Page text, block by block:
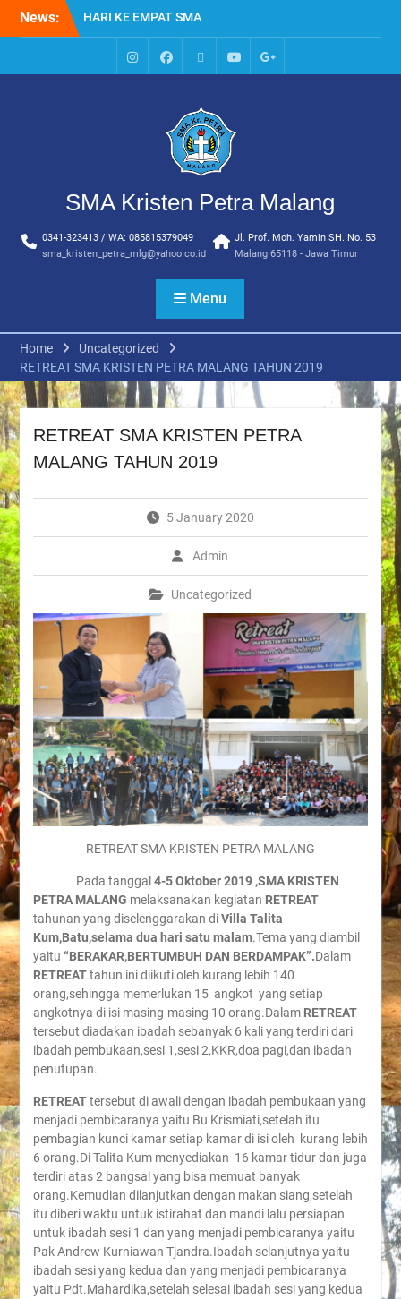
News:
MPLS HARI KE TIGA SMA
KRISTEN PETRA MALANG
MPLS HARI KE DUA, MASA
PENGENALAN
SMA KRISTEN PETRA
PEMBUKAAN TAHUN
AJARAN BARU YBPK
MPLS HARI KE 5 SMA
HARI KE EMPAT SMA
KRISTEN PETRA MALANG
IG
FacebookWhatsappYoutubeGoogle+
SMA Kristen Petra Malang
0341-323413 / WA: 085815379049
sma_kristen_petra_mlg@yahoo.co.id
Jl. Prof. Moh. Yamin SH. No. 53
Malang 65118 - Jawa Timur
Menu
Home
Uncategorized
RETREAT SMA KRISTEN PETRA MALANG TAHUN 2019
RETREAT SMA KRISTEN PETRA
MALANG TAHUN 2019
5 January 2020
Admin
Uncategorized
RETREAT SMA KRISTEN PETRA MALANG
Pada tanggal 4-5 Oktober 2019 ,SMA KRISTEN
PETRA MALANG melaksanakan kegiatan RETREAT
tahunan yang diselenggarakan diVilla Talita
Kum,Batu,selama dua hari satu malam.Tema yang diambil
yaitu “BERAKAR,BERTUMBUH DAN BERDAMPAK”.Dalam
RETREATtahun ini diikuti oleh kurang lebih 140
orang,sehingga memerlukan 15 angkot yang setiap
angkotnya di isi masing-masing 10 orang.Dalam RETREAT
tersebut diadakan ibadah sebanyak 6 kali yang terdiri dari
ibadah pembukaan,sesi 1,sesi 2,KKR,doa pagi,dan ibadah
penutupan.
RETREATtersebut di awali dengan ibadah pembukaan yang
menjadi pembicaranya yaitu Bu Krismiati,setelah itu
pembagian kunci kamar setiap kamar di isi oleh kurang lebih
6 orang.Di Talita Kum menyediakan 16 kamar tidur dan juga
terdiri atas 2 bangsal yang bisa memuat banyak
orang.Kemudian dilanjutkan dengan makan siang,setelah
itu diberi waktu untuk istirahat dan mandi lalu persiapan
untuk ibadah sesi 1 dan yang menjadi pembicaranya yaitu
Pak Andrew Kurniawan Tjandra.Ibadah selanjutnya yaitu
ibadah sesi yang kedua dan yang menjadi pembicaranya
yaitu Pdt.Mahardika,setelah selesai ibadah sesi yang kedua